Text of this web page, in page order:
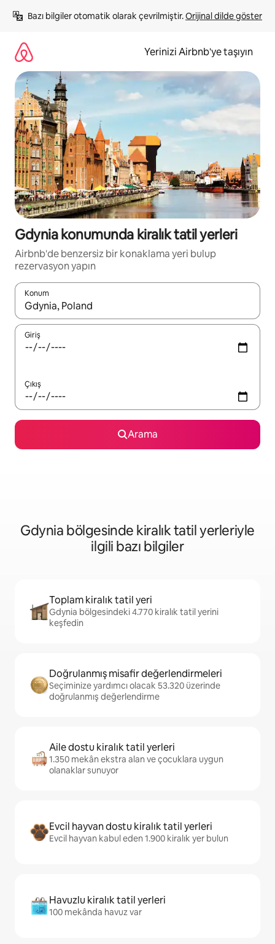
atla
Bazı bilgiler otomatik olarak çevrilmiştir. Orijinal dilde göster
Yerinizi Airbnb'ye taşıyın
Gdynia konumunda kiralık tatil yerleri
Airbnb'de benzersiz bir konaklama yeri bulup
rezervasyon yapın
Konum
Sonuçlar kullanılabilir olduğunda yukarı ve aşağı oklarıyla
Giriş
Çıkış
Arama
Gdynia bölgesinde kiralık tatil yerleriyle
ilgili bazı bilgiler
Toplam kiralık tatil yeri
Gdynia bölgesindeki 4.770 kiralık tatil yerini
keşfedin
Doğrulanmış misafir değerlendirmeleri
Seçiminize yardımcı olacak 53.320 üzerinde
doğrulanmış değerlendirme
Aile dostu kiralık tatil yerleri
1.350 mekân ekstra alan ve çocuklara uygun
olanaklar sunuyor
Evcil hayvan dostu kiralık tatil yerleri
Evcil hayvan kabul eden 1.900 kiralık yer bulun
Havuzlu kiralık tatil yerleri
100 mekânda havuz var